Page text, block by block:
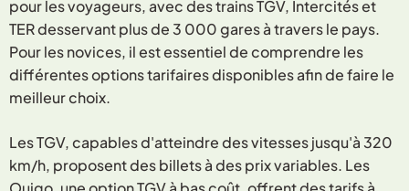
pour les voyageurs, avec des trains TGV, Intercités et
TER desservant plus de 3 000 gares à travers le pays.
Pour les novices, il est essentiel de comprendre les
différentes options tarifaires disponibles afin de faire le
meilleur choix.
Les TGV, capables d'atteindre des vitesses jusqu'à 320
km/h, proposent des billets à des prix variables. Les